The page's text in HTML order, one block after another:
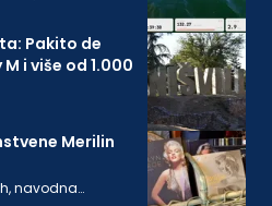
Pakito de
i više od 1.000
Merilin
navodna